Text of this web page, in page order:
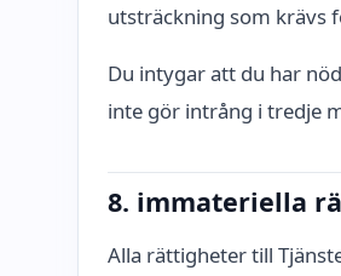
utsträckning som krävs
Du intygar att du har
inte gör intrång i tredje
8. immateriella
Alla rättigheter till